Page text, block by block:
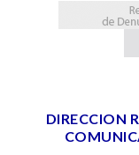
DIRECCION